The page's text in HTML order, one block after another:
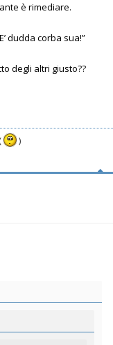
è rimediare.
dudda corba sua!”
degli altri giusto??
)